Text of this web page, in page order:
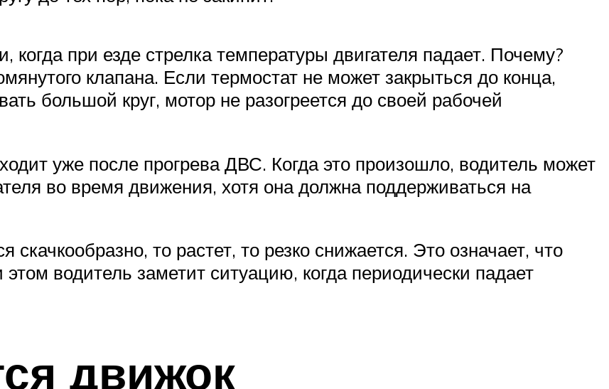
когда при езде стрелка температуры двигателя падает. Почему?
клапана. Если термостат не может закрыться до конца,
большой круг, мотор не разогреется до своей рабочей
уже после прогрева ДВС. Когда это произошло, водитель может
во время движения, хотя она должна поддерживаться на
то растет, то резко снижается. Это означает, что
водитель заметит ситуацию, когда периодически падает
движок